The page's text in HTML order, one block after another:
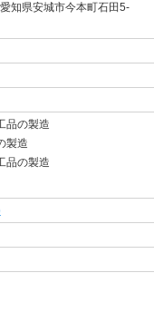
県安城市今本町石田5-
品の製造
製造
品の製造